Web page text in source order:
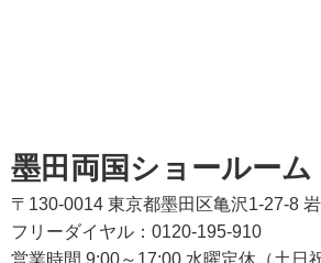
墨田両国ショールーム
〒130-0014 東京都墨田区亀沢1-27-8
フリーダイヤル：0120-195-910